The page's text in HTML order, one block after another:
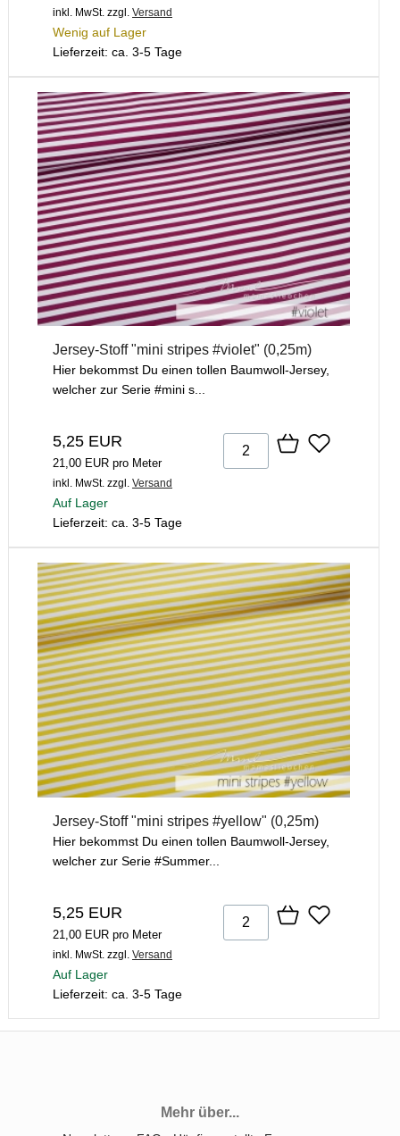
inkl. MwSt. zzgl. Versand
Wenig auf Lager
Lieferzeit: ca. 3-5 Tage
Jersey-Stoff "mini stripes #violet" (0,25m)
Hier bekommst Du einen tollen Baumwoll-Jersey,
welcher zur Serie #mini s...
5,25 EUR
21,00 EUR pro Meter
inkl. MwSt. zzgl. Versand
Auf Lager
Lieferzeit: ca. 3-5 Tage
Jersey-Stoff "mini stripes #yellow" (0,25m)
Hier bekommst Du einen tollen Baumwoll-Jersey,
welcher zur Serie #Summer...
5,25 EUR
21,00 EUR pro Meter
inkl. MwSt. zzgl. Versand
Auf Lager
Lieferzeit: ca. 3-5 Tage
Mehr über...